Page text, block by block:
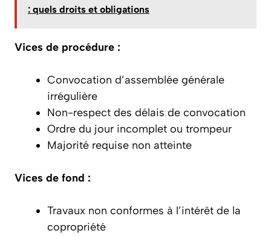
: quels droits et obligations
Vices de procédure :
Convocation d’assemblée générale
irrégulière
Non-respect des délais de convocation
Ordre du jour incomplet ou trompeur
Majorité requise non atteinte
Vices de fond :
Travaux non conformes à l’intérêt de la
copropriété